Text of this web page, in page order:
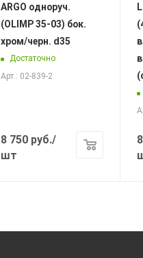
ARGO одноруч.
(OLIMP 35-03) бок.
хром/черн. d35
Достаточно
Арт.: 02-839-2
8 750 руб./
шт